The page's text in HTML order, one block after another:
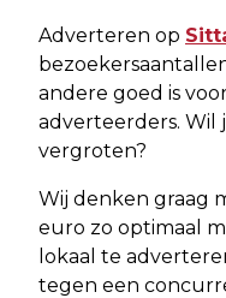
Adverteren op
andere goed is
adverteerders. Wil
vergroten?
Wij denken graag
euro zo optimaal
lokaal te
tegen een